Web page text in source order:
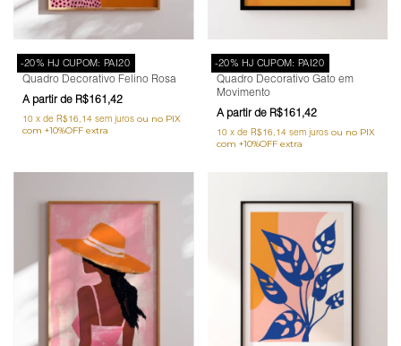
-20% HJ CUPOM: PAI20
Quadro Decorativo Felino Rosa
R$161,42
10 x de R$16,14 sem juros
-20% HJ CUPOM: PAI20
Quadro Decorativo Gato em
Movimento
R$161,42
10 x de R$16,14 sem juros